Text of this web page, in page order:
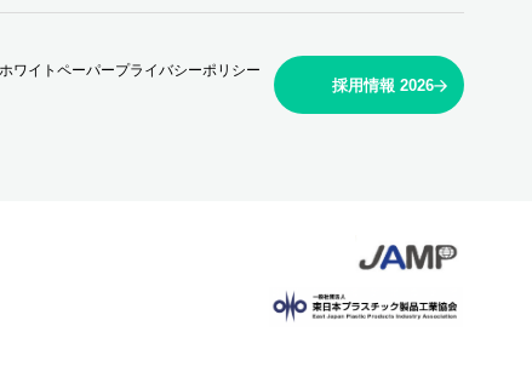
ワイトペーパープライバシーポリシー
採用情報 2026